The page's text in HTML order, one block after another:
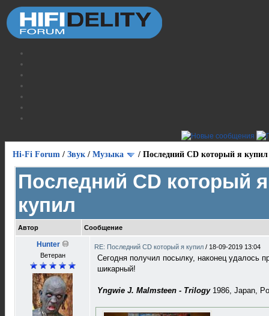
Hi-Fi Forum / Звук / Музыка / Последний CD который я купил
Последний CD который я
купил
Автор Сообщение
Hunter
Ветеран
RE: Последний CD который я купил / 18-09-2019 13:04
Сегодня получил посылку, наконец удалось
шикарный!
Yngwie J. Malmsteen - Trilogy1986, Japan,